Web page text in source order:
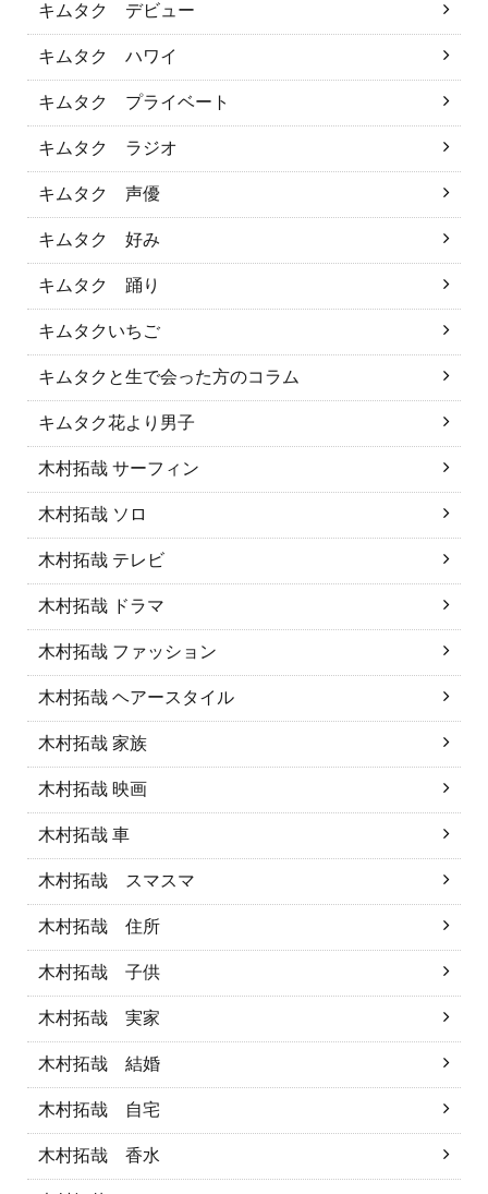
キムタク デビュー
キムタク ハワイ
キムタク プライベート
キムタク ラジオ
キムタク 声優
キムタク 好み
キムタク 踊り
キムタクいちご
キムタクと生で会った方のコラム
キムタク花より男子
木村拓哉 サーフィン
木村拓哉 ソロ
木村拓哉 テレビ
木村拓哉 ドラマ
木村拓哉 ファッション
木村拓哉 ヘアースタイル
木村拓哉 家族
木村拓哉 映画
木村拓哉 車
木村拓哉 スマスマ
木村拓哉 住所
木村拓哉 子供
木村拓哉 実家
木村拓哉 結婚
木村拓哉 自宅
木村拓哉 香水